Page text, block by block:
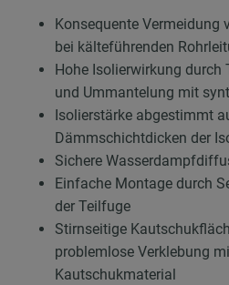
Konsequente Vermeidung
bei kälteführenden
Hohe Isolierwirkung durch
und Ummantelung mit
Isolierstärke abgestimmt
Dämmschichtdicken der
Sichere
Einfache Montage durch
der Teilfuge
Stirnseitige
problemlose Verklebung
Kautschukmaterial